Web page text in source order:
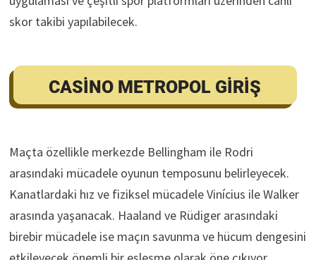
skor takibi yapılabilecek.
Maçta özellikle merkezde Bellingham ile Rodri
arasındaki mücadele oyunun temposunu belirleyecek.
Kanatlardaki hız ve fiziksel mücadele Vinícius ile Walker
arasında yaşanacak. Haaland ve Rüdiger arasındaki
birebir mücadele ise maçın savunma ve hücum dengesini